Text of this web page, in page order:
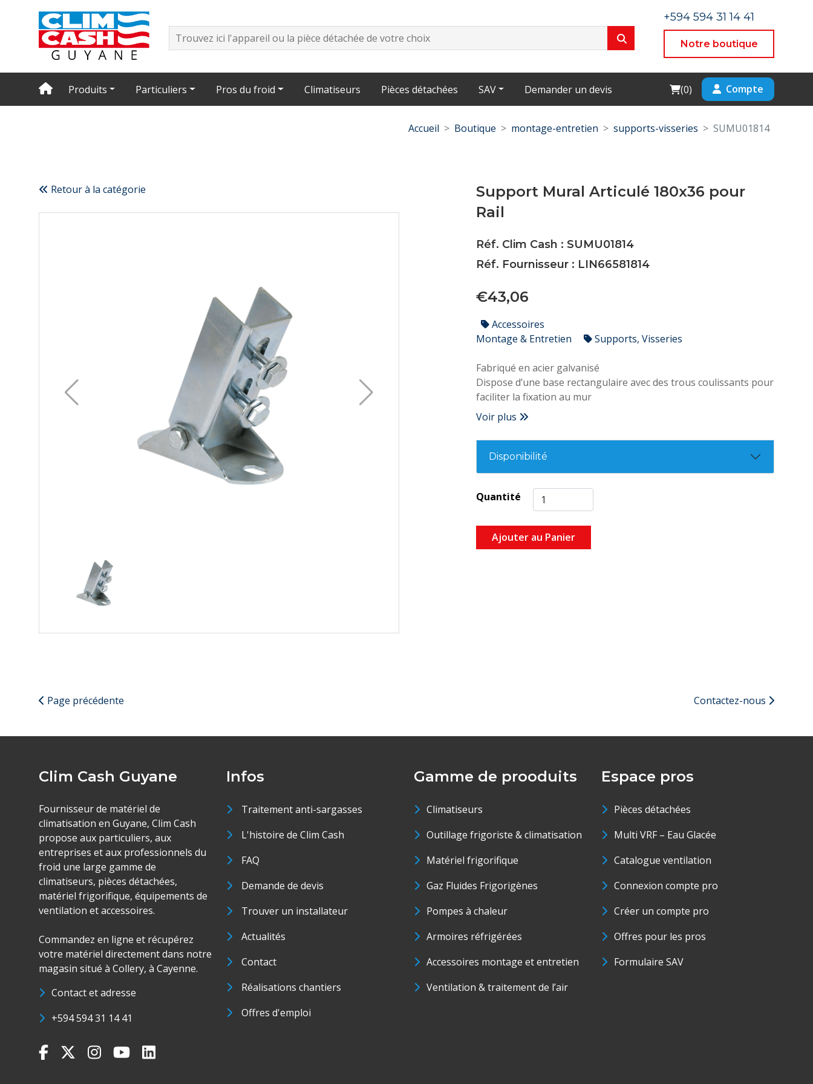
+594 594 31 14 41
Notre boutique
Produits Particuliers Pros du froid Climatiseurs Pièces détachées SAV Demander un devis Cart
(0) Compte
Accueil Boutique montage-entretien supports-visseries SUMU01814
Retour à la catégorie
Support Mural Articulé 180x36 pour
Rail
Réf. Clim Cash : SUMU01814
Réf. Fournisseur : LIN66581814
€43,06
Accessoires
Montage & Entretien
Supports, Visseries
Fabriqué en acier galvanisé
Dispose d’une base rectangulaire avec des trous coulissants pour
faciliter la fixation au mur
Voir plus
Disponibilité
Quantité
Ajouter au Panier
Page précédente Contactez-nous
Clim Cash Guyane
Fournisseur de matériel de
climatisation en Guyane, Clim Cash
propose aux particuliers, aux
entreprises et aux professionnels du
froid une large gamme de
climatiseurs, pièces détachées,
matériel frigorifique, équipements de
ventilation et accessoires.
Commandez en ligne et récupérez
votre matériel directement dans notre
magasin situé à Collery, à Cayenne.
Contact et adresse
+594 594 31 14 41
Infos
Traitement anti-sargasses
L'histoire de Clim Cash
FAQ
Demande de devis
Trouver un installateur
Actualités
Contact
Réalisations chantiers
Offres d'emploi
Gamme de prooduits
Climatiseurs
Outillage frigoriste & climatisation
Matériel frigorifique
Gaz Fluides Frigorigènes
Pompes à chaleur
Armoires réfrigérées
Accessoires montage et entretien
Ventilation & traitement de l’air
Espace pros
Pièces détachées
Multi VRF – Eau Glacée
Catalogue ventilation
Connexion compte pro
Créer un compte pro
Offres pour les pros
Formulaire SAV